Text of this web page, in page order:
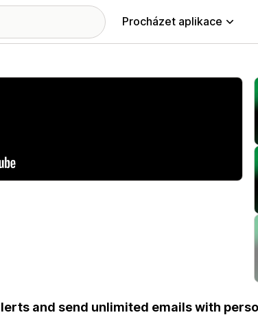
Procházet aplikace
and send unlimited emails with